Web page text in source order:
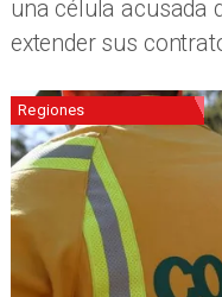
una célula acusada
extender sus
Regiones